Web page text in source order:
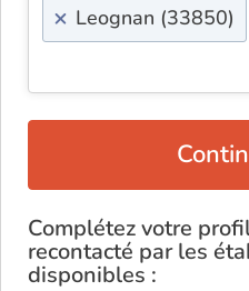
× Leognan (33850)
Complétez votre
recontacté par les
disponibles :